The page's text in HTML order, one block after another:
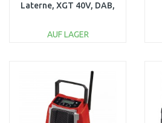
Laterne, XGT 40V, DAB,
AUF LAGER
Vergleichen